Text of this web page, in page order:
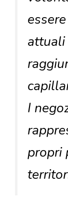
attuali
I
propri